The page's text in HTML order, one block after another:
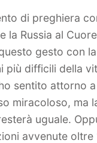
di preghiera
la Russia al
gesto con
difficili della
sentito attorno
miracoloso, ma
uguale.
avvenute oltre